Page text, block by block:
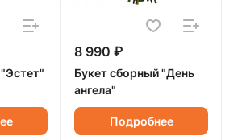
8 990 ₽
Букет сборный "День
ангела"
Подробнее